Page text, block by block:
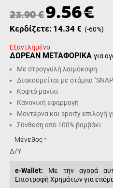
23.90€9.56€
Κερδίζετε: 14.34 € (-60%)
Εξαντλημένο
ΔΩΡΕΑΝ ΜΕΤΑΦΟΡΙΚΑ για
Με στρογγυλή λαιμόκοψη
Διακοσμείται με στάμπα
Κοφτό μανίκι
Κανονική εφαρμογή
Μοντέρνα και sporty επιλογή
Σύνθεση από 100% βαμβάκι
Μέγεθος
Δ/Υ
e-Wallet: Με την αγορά
Επιστροφή Χρημάτων για